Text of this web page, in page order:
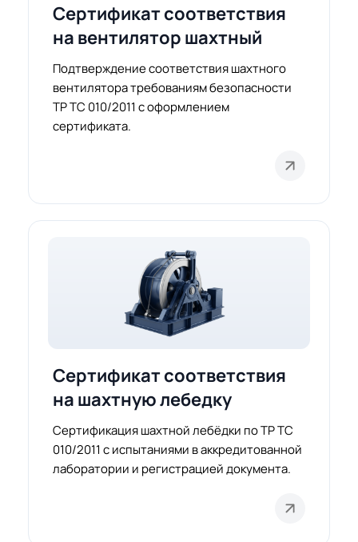
Сертификат соответствия
на вентилятор шахтный
Подтверждение соответствия шахтного
вентилятора требованиям безопасности
ТР ТС 010/2011 с оформлением
сертификата.
Сертификат соответствия
на шахтную лебедку
Сертификация шахтной лебёдки по ТР ТС
010/2011 с испытаниями в аккредитованной
лаборатории и регистрацией документа.